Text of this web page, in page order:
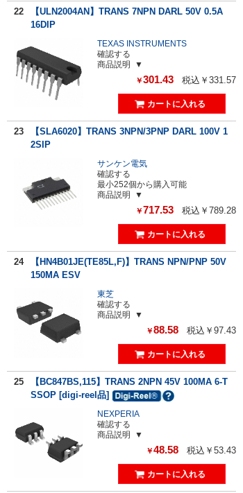
22
【ULN2004AN】TRANS 7NPN DARL 50V 0.5A
16DIP
TEXAS INSTRUMENTS
確認する
商品説明
￥301.43 税込￥331.57
23
【SLA6020】TRANS 3NPN/3PNP DARL 100V 1
2SIP
サンケン電気
確認する
最小252個から購入可能
商品説明
￥717.53 税込￥789.28
24
【HN4B01JE(TE85L,F)】TRANS NPN/PNP 50V
150MA ESV
東芝
確認する
商品説明
￥88.58 税込￥97.43
25
【BC847BS,115】TRANS 2NPN 45V 100MA 6-T
SSOP [digi-reel品]
NEXPERIA
確認する
商品説明
￥48.58 税込￥53.43